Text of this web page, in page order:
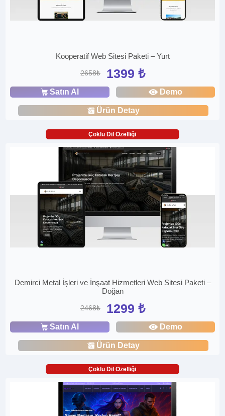
Kooperatif Web Sitesi Paketi – Yurt
2658₺ 1399 ₺
Satın Al Demo
Ürün Detay
Çoklu Dil Özelliği
Demirci Metal İşleri ve İnşaat Hizmetleri Web Sitesi Paketi –
Doğan
2468₺ 1299 ₺
Satın Al Demo
Ürün Detay
Çoklu Dil Özelliği